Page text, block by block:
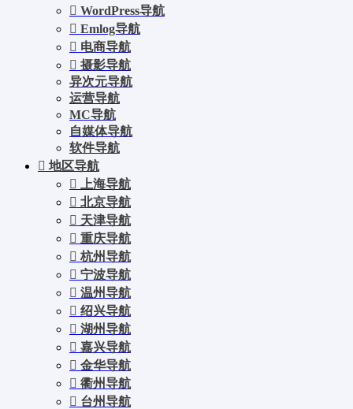
WordPress导航
Emlog导航
电商导航
摄影导航
异次元导航
运营导航
MC导航
自媒体导航
软件导航
地区导航
上海导航
北京导航
天津导航
重庆导航
杭州导航
宁波导航
温州导航
绍兴导航
湖州导航
嘉兴导航
金华导航
衢州导航
台州导航